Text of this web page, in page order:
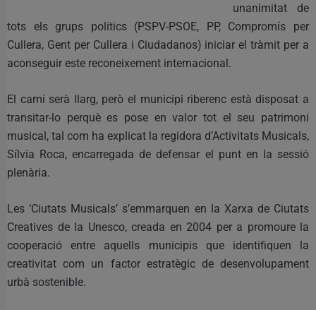
unanimitat de
tots els grups polítics (PSPV-PSOE, PP, Compromís per
Cullera, Gent per Cullera i Ciudadanos) iniciar el tràmit per a
aconseguir este reconeixement internacional.
El camí serà llarg, però el municipi riberenc està disposat a
transitar-lo perquè es pose en valor tot el seu patrimoni
musical, tal com ha explicat la regidora d’Activitats Musicals,
Sílvia Roca, encarregada de defensar el punt en la sessió
plenària.
Les ‘Ciutats Musicals’ s’emmarquen en la Xarxa de Ciutats
Creatives de la Unesco, creada en 2004 per a promoure la
cooperació entre aquells municipis que identifiquen la
creativitat com un factor estratègic de desenvolupament
urbà sostenible.